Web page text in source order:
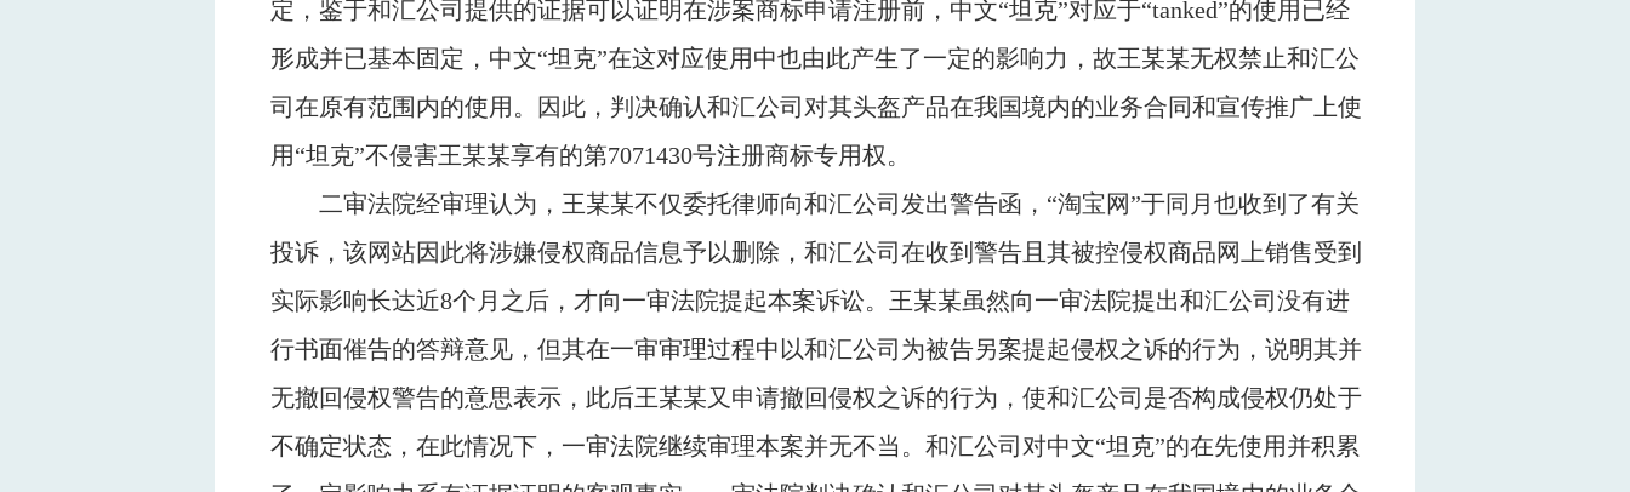
定，鉴于和汇公司提供的证据可以证明在涉案商标申请注册前，中文“坦克”对应于“tanked”的使用已经
形成并已基本固定，中文“坦克”在这对应使用中也由此产生了一定的影响力，故王某某无权禁止和汇公
司在原有范围内的使用。因此，判决确认和汇公司对其头盔产品在我国境内的业务合同和宣传推广上使
用“坦克”不侵害王某某享有的第7071430号注册商标专用权。
二审法院经审理认为，王某某不仅委托律师向和汇公司发出警告函，“淘宝网”于同月也收到了有关
投诉，该网站因此将涉嫌侵权商品信息予以删除，和汇公司在收到警告且其被控侵权商品网上销售受到
实际影响长达近8个月之后，才向一审法院提起本案诉讼。王某某虽然向一审法院提出和汇公司没有进
行书面催告的答辩意见，但其在一审审理过程中以和汇公司为被告另案提起侵权之诉的行为，说明其并
无撤回侵权警告的意思表示，此后王某某又申请撤回侵权之诉的行为，使和汇公司是否构成侵权仍处于
不确定状态，在此情况下，一审法院继续审理本案并无不当。和汇公司对中文“坦克”的在先使用并积累